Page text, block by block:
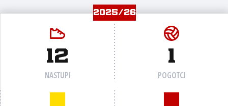
2025/26
12
NASTUPI
1
POGOTCI